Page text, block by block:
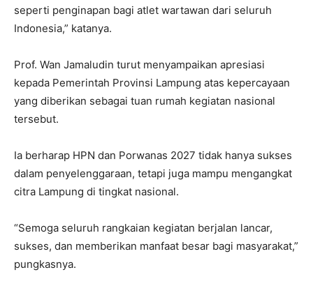
seperti penginapan bagi atlet wartawan dari seluruh
Indonesia,” katanya.
Prof. Wan Jamaludin turut menyampaikan apresiasi
kepada Pemerintah Provinsi Lampung atas kepercayaan
yang diberikan sebagai tuan rumah kegiatan nasional
tersebut.
Ia berharap HPN dan Porwanas 2027 tidak hanya sukses
dalam penyelenggaraan, tetapi juga mampu mengangkat
citra Lampung di tingkat nasional.
“Semoga seluruh rangkaian kegiatan berjalan lancar,
sukses, dan memberikan manfaat besar bagi masyarakat,”
pungkasnya.